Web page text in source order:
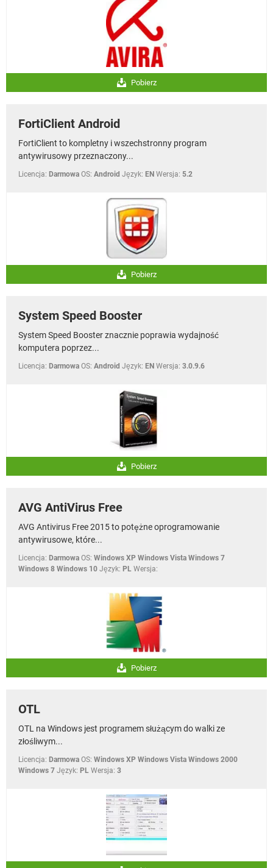
Pobierz
FortiClient Android
FortiClient to kompletny i wszechstronny program
antywirusowy przeznaczony...
Licencja: Darmowa OS: Android Język: EN Wersja: 5.2
Pobierz
System Speed Booster
System Speed ​​​​Booster znacznie poprawia wydajność
komputera poprzez...
Licencja: Darmowa OS: Android Język: EN Wersja: 3.0.9.6
Pobierz
AVG AntiVirus Free
AVG Antivirus Free 2015 to potężne oprogramowanie
antywirusowe, które...
Licencja: Darmowa OS: Windows XP Windows Vista Windows 7
Windows 8 Windows 10 Język: PL Wersja:
Pobierz
OTL
OTL na Windows jest programem służącym do walki ze
złośliwym...
Licencja: Darmowa OS: Windows XP Windows Vista Windows 2000
Windows 7 Język: PL Wersja: 3